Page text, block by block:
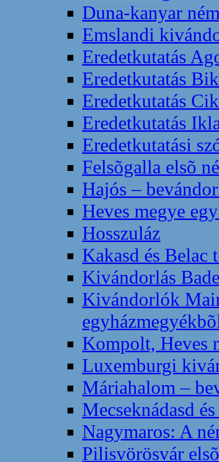
Duna-kanyar
Emslandi
Eredetkutatás
Eredetkutatás
Eredetkutatás
Eredetkutatás
Eredetkutatási
Felsõgalla elsõ
Hajós –
Heves megye
Hosszuláz
Kakasd és Belac
Kivándorlás
Kivándorlók
Kompolt, Heves
Luxemburgi
Máriahalom –
Mecseknádasd
Nagymaros: A
Pilisvörösvár